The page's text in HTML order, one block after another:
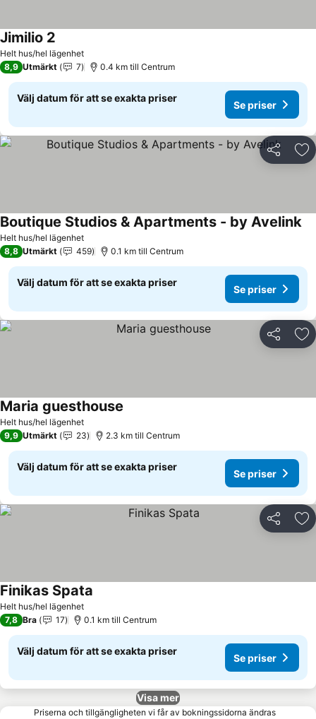
Helt hus/hel lägenhet
Jimilio 2
8,9 Utmärkt 7 0.4 km till Centrum
Välj datum för att se exakta priser
Se priser
Dela
Helt hus/hel lägenhet
Boutique Studios & Apartments - by Avelink
8,8 Utmärkt 459 0.1 km till Centrum
Välj datum för att se exakta priser
Se priser
Dela
Helt hus/hel lägenhet
Maria guesthouse
9,9 Utmärkt 23 2.3 km till Centrum
Välj datum för att se exakta priser
Se priser
Dela
Helt hus/hel lägenhet
Finikas Spata
7,8 Bra 17 0.1 km till Centrum
Välj datum för att se exakta priser
Se priser
Visa mer
Priserna och tillgängligheten vi får av bokningssidorna ändras